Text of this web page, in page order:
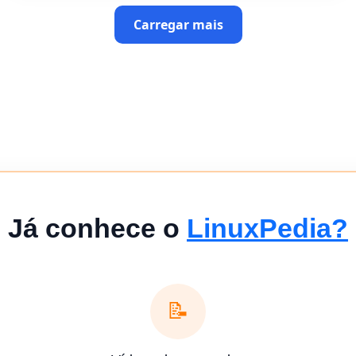
Carregar mais
Já conhece o LinuxPedia?
📝